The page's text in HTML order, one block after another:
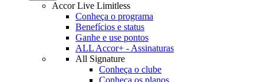
Accor Live Limitless
Conheça o programa
Benefícios e status
Ganhe e use pontos
ALL Accor+ - Assinaturas
All Signature
Conheça o clube
Conheça os planos